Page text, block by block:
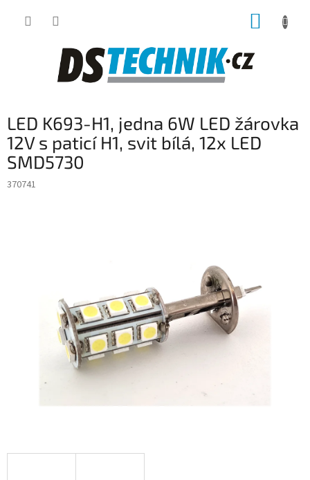
LED K693-H1, jedna 6W LED žárovka
12V s paticí H1, svit bílá, 12x LED
SMD5730
370741